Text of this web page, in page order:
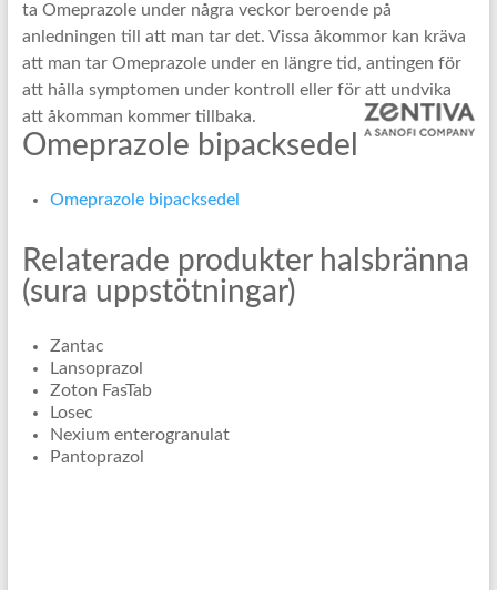
ta Omeprazole under några veckor beroende på
anledningen till att man tar det. Vissa åkommor kan kräva
att man tar Omeprazole under en längre tid, antingen för
att hålla symptomen under kontroll eller för att undvika
att åkomman kommer tillbaka.
Omeprazole bipacksedel
Omeprazole bipacksedel
Relaterade produkter halsbränna
(sura uppstötningar)
Zantac
Lansoprazol
Zoton FasTab
Losec
Nexium enterogranulat
Pantoprazol